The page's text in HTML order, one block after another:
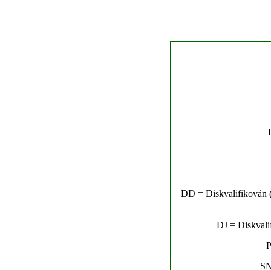
DD = Diskvalifikován
DJ =